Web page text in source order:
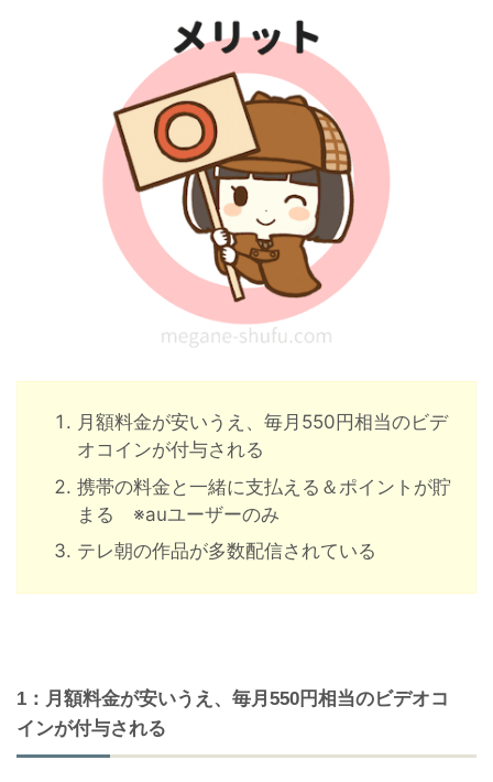
月額料金が安いうえ、毎月550円相当のビデ
オコインが付与される
携帯の料金と一緒に支払える＆ポイントが貯
まる ※auユーザーのみ
テレ朝の作品が多数配信されている
1：月額料金が安いうえ、毎月550円相当のビデオコ
インが付与される